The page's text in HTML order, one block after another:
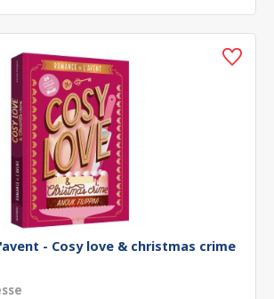
- Cosy love & christmas crime